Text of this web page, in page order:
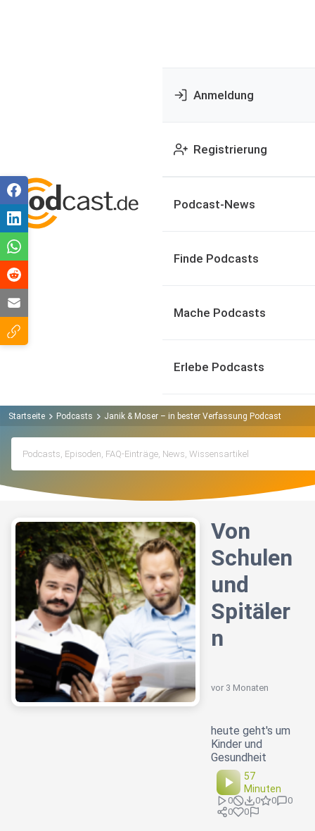
Anmeldung
Registrierung
Podcast-News
Finde Podcasts
Mache Podcasts
Erlebe Podcasts
Startseite Podcasts Janik & Moser – in bester Verfassung Podcast
Von
Schulen
und
Spitäler
n
vor 3 Monaten
heute geht's um
Kinder und
Gesundheit
57
Minuten
0 0 0
0
0
0